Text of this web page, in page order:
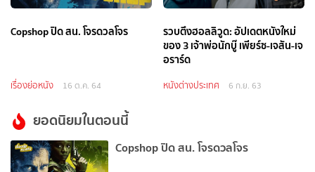
Copshop ปิด สน. โจรดวลโจร
เรื่องย่อหนัง 16 ต.ค. 64
รวบตึงฮอลลิวูด: อัปเดตหนังใหม่
ของ 3 เจ้าพ่อนักบู๊ เพียร์ซ-เจสัน-เจ
อราร์ด
หนังต่างประเทศ 6 ก.ย. 63
ยอดนิยมในตอนนี้
Copshop ปิด สน. โจรดวลโจร